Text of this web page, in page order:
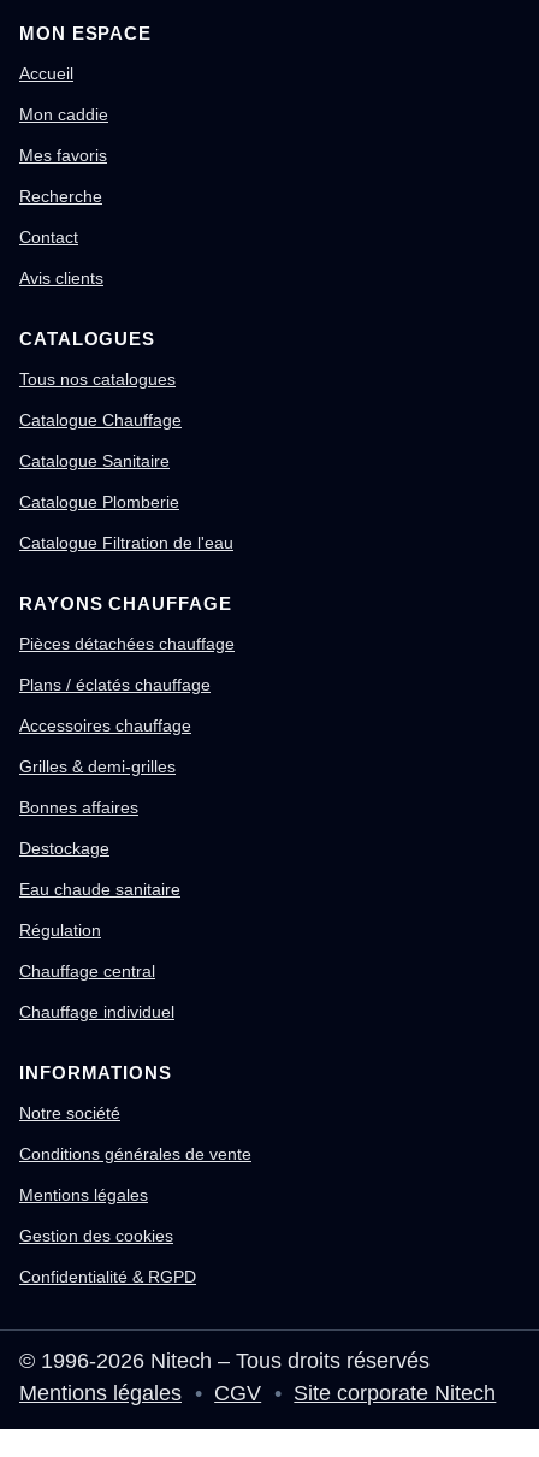
MON ESPACE
Accueil
Mon caddie
Mes favoris
Recherche
Contact
Avis clients
CATALOGUES
Tous nos catalogues
Catalogue Chauffage
Catalogue Sanitaire
Catalogue Plomberie
Catalogue Filtration de l'eau
RAYONS CHAUFFAGE
Pièces détachées chauffage
Plans / éclatés chauffage
Accessoires chauffage
Grilles & demi-grilles
Bonnes affaires
Destockage
Eau chaude sanitaire
Régulation
Chauffage central
Chauffage individuel
INFORMATIONS
Notre société
Conditions générales de vente
Mentions légales
Gestion des cookies
Confidentialité & RGPD
© 1996-2026 Nitech – Tous droits réservés
Mentions légales • CGV • Site corporate Nitech